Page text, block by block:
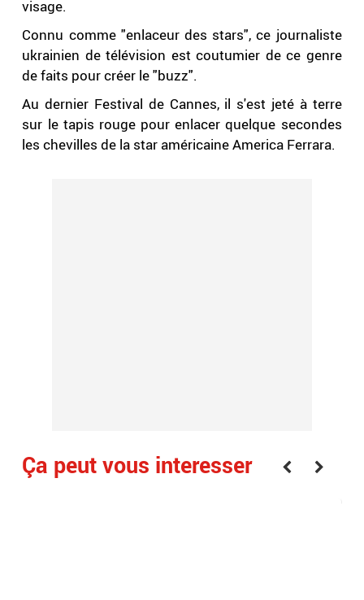
visage.
Connu comme "enlaceur des stars", ce journaliste
ukrainien de télévision est coutumier de ce genre
de faits pour créer le "buzz".
Au dernier Festival de Cannes, il s'est jeté à terre
sur le tapis rouge pour enlacer quelque secondes
les chevilles de la star américaine America Ferrara.
Ça peut vous interesser